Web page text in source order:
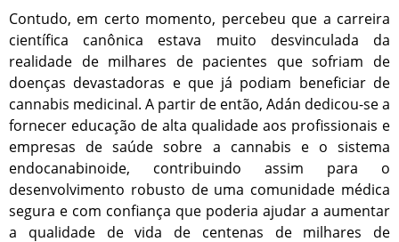
Contudo, em certo momento, percebeu que a carreira
científica canônica estava muito desvinculada da
realidade de milhares de pacientes que sofriam de
doenças devastadoras e que já podiam beneficiar de
cannabis medicinal. A partir de então, Adán dedicou-se a
fornecer educação de alta qualidade aos profissionais e
empresas de saúde sobre a cannabis e o sistema
endocanabinoide, contribuindo assim para o
desenvolvimento robusto de uma comunidade médica
segura e com confiança que poderia ajudar a aumentar
a qualidade de vida de centenas de milhares de